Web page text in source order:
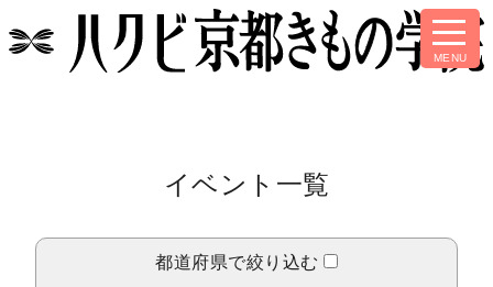
イベント一覧
都道府県で絞り込む